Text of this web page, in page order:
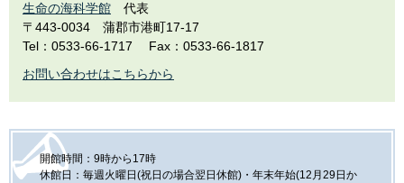
生命の海科学館
代表
〒443-0034
蒲郡市港町17-17
Tel：0533-66-1717
Fax：0533-66-1817
お問い合わせはこちらから
開館時間：9時から17時
休館日：毎週火曜日(祝日の場合翌日休館)・年末年始(12月29日か